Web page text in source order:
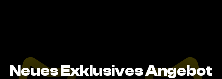
Neues Exklusives Angebot